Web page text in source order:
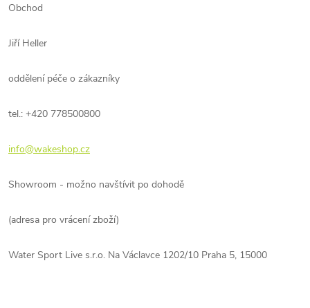
Obchod
Jiří Heller
oddělení péče o zákazníky
tel.: +420 778500800
info@wakeshop.cz
Showroom - možno navštívit po dohodě
(adresa pro vrácení zboží)
Water Sport Live s.r.o. Na Václavce 1202/10 Praha 5, 15000